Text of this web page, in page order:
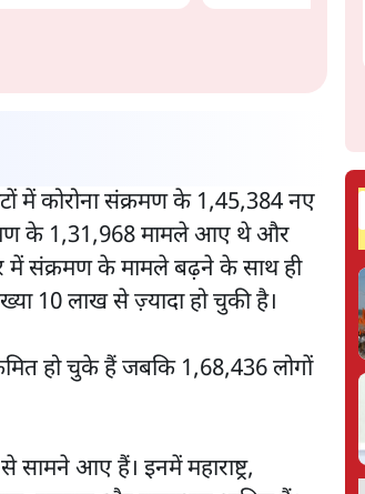
Ashutosh Ki
में कोरोना संक्रमण के 1,45,384 नए
के 1,31,968 मामले आए थे और
में संक्रमण के मामले बढ़ने के साथ ही
10 लाख से ज़्यादा हो चुकी है।
हो चुके हैं जबकि 1,68,436 लोगों
आए हैं। इनमें महाराष्ट्र,